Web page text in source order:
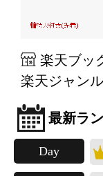
楽天ブッ
楽天ジャン
最新ラ
Day